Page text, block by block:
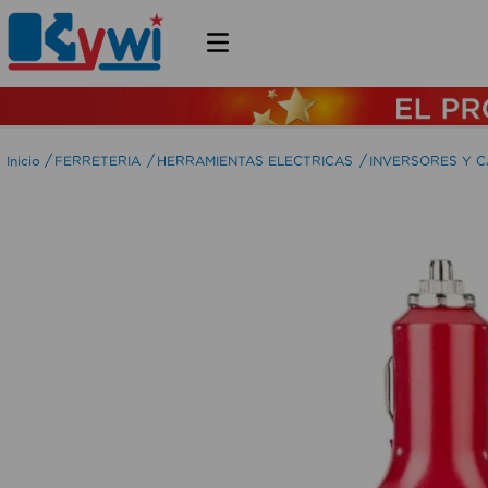
FERRETERIA HERRAMIENTAS ELECTRICAS INVERSORES Y